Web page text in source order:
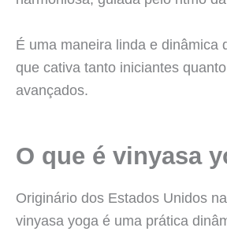
É uma maneira linda e dinâmica
que cativa tanto iniciantes
avançados.
O que é vinyasa
Originário dos Estados Unidos
vinyasa yoga é uma prática